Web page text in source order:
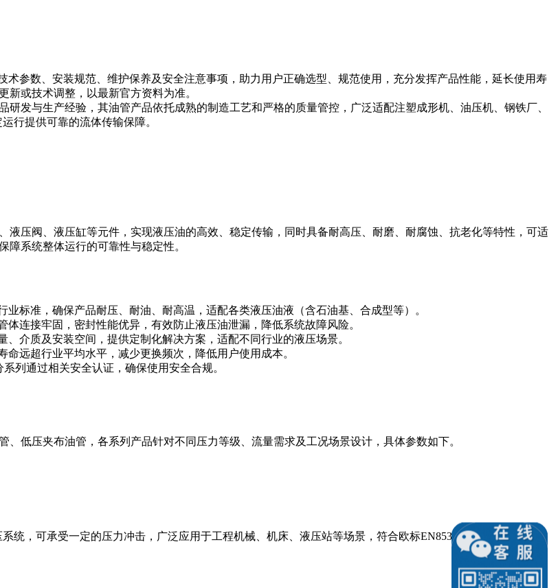
参数、安装规范、维护保养及安全注意事项，助力用户正确选型、规范使用，充分发挥产品性能，延长使用寿
或技术调整，以最新官方资料为准。
发与生产经验，其油管产品依托成熟的制造工艺和严格的质量管控，广泛适配注塑成形机、油压机、钢铁厂、
行提供可靠的流体传输保障。
压阀、液压缸等元件，实现液压油的高效、稳定传输，同时具备耐高压、耐磨、耐腐蚀、抗老化等特性，可适
系统整体运行的可靠性与稳定性。
标准，确保产品耐压、耐油、耐高温，适配各类液压油液（含石油基、合成型等）。
连接牢固，密封性能优异，有效防止液压油泄漏，降低系统故障风险。
介质及安装空间，提供定制化解决方案，适配不同行业的液压场景。
远超行业平均水平，减少更换频次，降低用户使用成本。
列通过相关安全认证，确保使用安全合规。
低压夹布油管，各系列产品针对不同压力等级、流量需求及工况场景设计，具体参数如下。
统，可承受一定的压力冲击，广泛应用于工程机械、机床、液压站等场景，符合欧标EN853、美标SAE 100R等